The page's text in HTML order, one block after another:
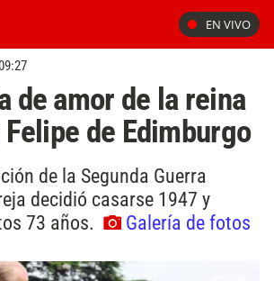
EN VIVO
de amor de la reina
de Edimburgo
de la Segunda Guerra
decidió casarse 1947 y
73 años.
Galería de fotos